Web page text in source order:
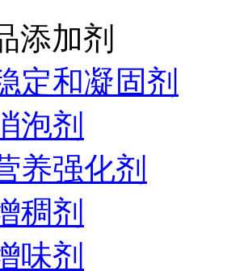
添加剂
定和凝固剂
泡剂
养强化剂
稠剂
味剂